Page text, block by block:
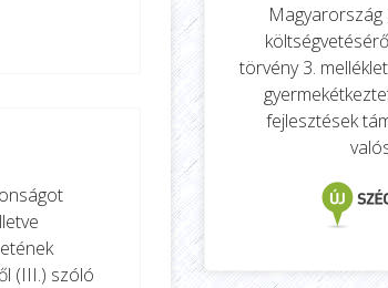
(III.) szóló
törvény 3.
fejlesztések